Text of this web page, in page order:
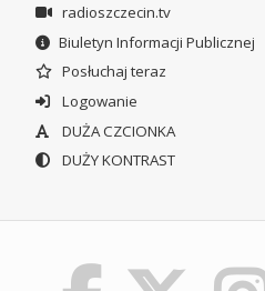
radioszczecin.tv
Biuletyn Informacji Publicznej
Posłuchaj teraz
Logowanie
DUŻA CZCIONKA
DUŻY KONTRAST